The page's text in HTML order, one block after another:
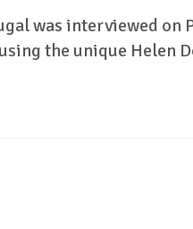
was interviewed
the unique Helen